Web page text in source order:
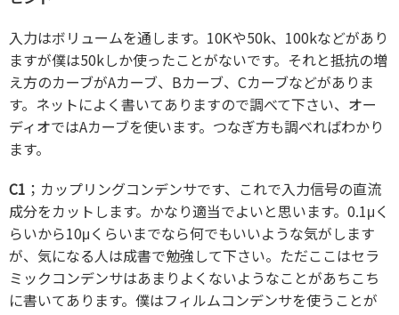
入力はボリュームを通します。10Kや50k、100kなどがあり
ますが僕は50kしか使ったことがないです。それと抵抗の増
え方のカーブがAカーブ、Bカーブ、Cカーブなどがありま
す。ネットによく書いてありますので調べて下さい、オー
ディオではAカーブを使います。つなぎ方も調べればわかり
ます。
C1 ；カップリングコンデンサです、これで入力信号の直流
成分をカットします。かなり適当でよいと思います。0.1μく
らいから10μくらいまでなら何でもいいような気がします
が、気になる人は成書で勉強して下さい。ただここはセラ
ミックコンデンサはあまりよくないようなことがあちこち
に書いてあります。僕はフィルムコンデンサを使うことが